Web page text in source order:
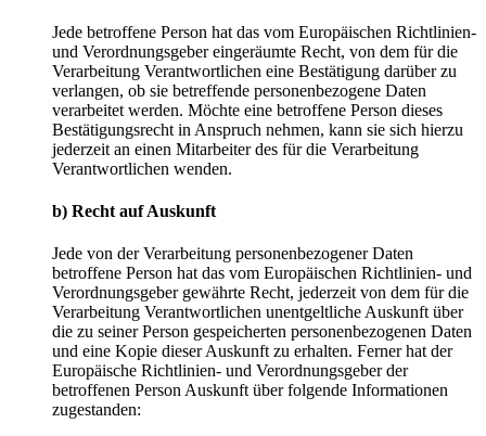
Jede betroffene Person hat das vom Europäischen Richtlinien-
und Verordnungsgeber eingeräumte Recht, von dem für die
Verarbeitung Verantwortlichen eine Bestätigung darüber zu
verlangen, ob sie betreffende personenbezogene Daten
verarbeitet werden. Möchte eine betroffene Person dieses
Bestätigungsrecht in Anspruch nehmen, kann sie sich hierzu
jederzeit an einen Mitarbeiter des für die Verarbeitung
Verantwortlichen wenden.
b) Recht auf Auskunft
Jede von der Verarbeitung personenbezogener Daten
betroffene Person hat das vom Europäischen Richtlinien- und
Verordnungsgeber gewährte Recht, jederzeit von dem für die
Verarbeitung Verantwortlichen unentgeltliche Auskunft über
die zu seiner Person gespeicherten personenbezogenen Daten
und eine Kopie dieser Auskunft zu erhalten. Ferner hat der
Europäische Richtlinien- und Verordnungsgeber der
betroffenen Person Auskunft über folgende Informationen
zugestanden: